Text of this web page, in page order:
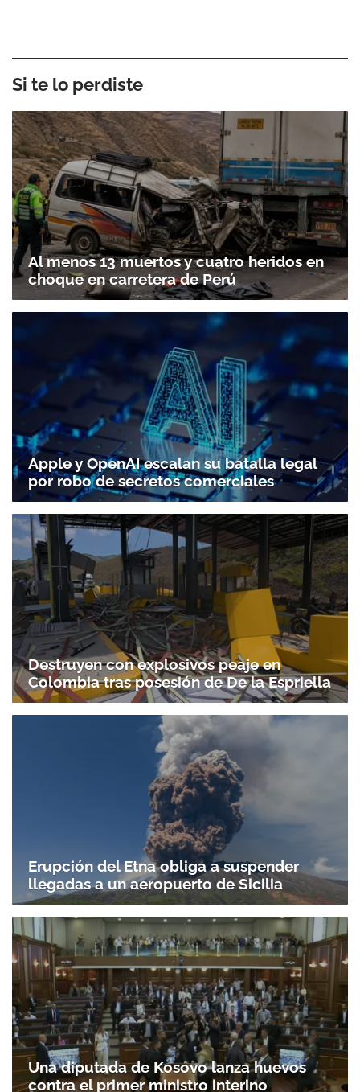
Si te lo perdiste
Al menos 13 muertos y cuatro heridos en
choque en carretera de Perú
Apple y OpenAI escalan su batalla legal
por robo de secretos comerciales
Destruyen con explosivos peaje en
Colombia tras posesión de De la Espriella
Erupción del Etna obliga a suspender
llegadas a un aeropuerto de Sicilia
Una diputada de Kosovo lanza huevos
contra el primer ministro interino